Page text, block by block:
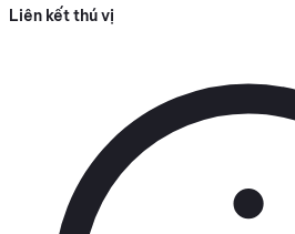
Liên kết thú vị